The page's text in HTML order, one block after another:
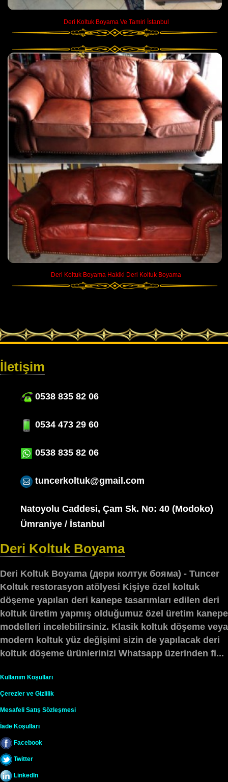
Deri Koltuk Boyama Ve Tamiri İstanbul
Deri Koltuk Boyama Hakiki Deri Koltuk Boyama
İletişim
0538 835 82 06
0534 473 29 60
0538 835 82 06
tuncerkoltuk@gmail.com
Natoyolu Caddesi, Çam Sk. No: 40 (Modoko)
Ümraniye / İstanbul
Deri Koltuk Boyama
Deri Koltuk Boyama (дери колтук бояма) - Tuncer
Koltuk restorasyon atölyesi Kişiye özel koltuk
döşeme yapılan deri kanepe tasarımları edilen deri
koltuk üretim yapmış olduğumuz özel üretim kanepe
modelleri incelebilirsiniz. Klasik koltuk döşeme veya
modern koltuk yüz değişimi sizin de yapılacak deri
koltuk döşeme ürünlerinizi Whatsapp üzerinden fi...
Kullanım Koşulları
Çerezler ve Gizlilik
Mesafeli Satış Sözleşmesi
İade Koşulları
Facebook
Twitter
LinkedIn